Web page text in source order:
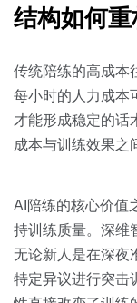
结构如何重
传统陪练的高成本
每小时的人力成本
才能形成稳定的话
成本与训练效果之
AI陪练的核心价值
持训练质量。深维
无论新人是在深夜
特定异议进行突击